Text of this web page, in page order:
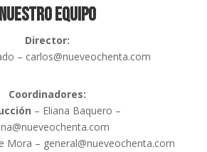
Nuestro Equipo
Director:
– carlos@nueveochenta.com
Coordinadores:
– Eliana Baquero –
Mora – general@nueveochenta.com